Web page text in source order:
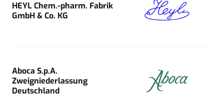
HEYL Chem.-pharm. Fabrik
GmbH & Co. KG
Aboca S.p.A.
Zweigniederlassung
Deutschland